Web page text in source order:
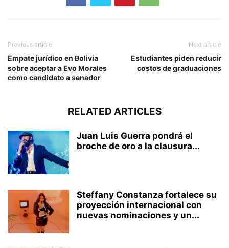
Previous article
Empate jurídico en Bolivia
sobre aceptar a Evo Morales
como candidato a senador
Next article
Estudiantes piden reducir
costos de graduaciones
RELATED ARTICLES
Juan Luis Guerra pondrá el
broche de oro a la clausura...
Steffany Constanza fortalece su
proyección internacional con
nuevas nominaciones y un...